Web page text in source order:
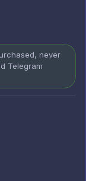
never
Telegram